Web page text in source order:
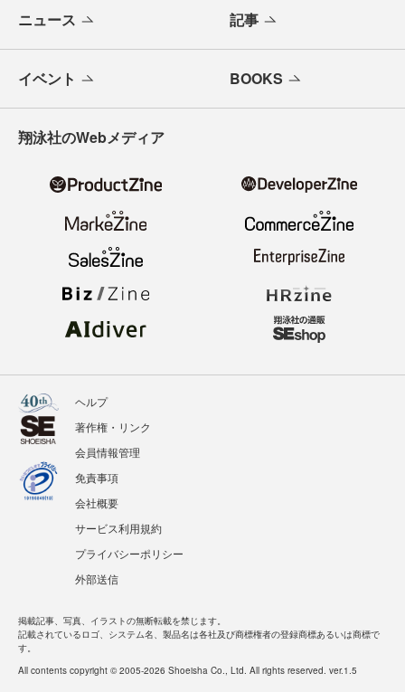
ニュース 記事
イベント BOOKS
翔泳社のWebメディア
ヘルプ
著作権・リンク
会員情報管理
免責事項
会社概要
サービス利用規約
プライバシーポリシー
外部送信
掲載記事、写真、イラストの無断転載を禁じます。
記載されているロゴ、システム名、製品名は各社及び商標権者の登録商標あるいは商標で
す。
All contents copyright © 2005-2026 Shoeisha Co., Ltd. All rights reserved. ver.1.5